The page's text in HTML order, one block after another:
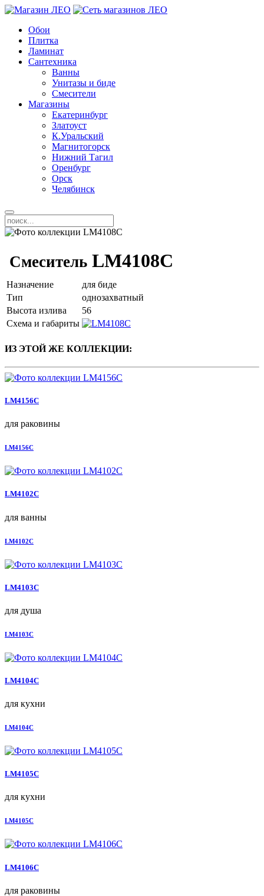
Обои
Плитка
Ламинат
Сантехника
Ванны
Унитазы и биде
Смесители
Магазины
Екатеринбург
Златоуст
К.Уральский
Магнитогорск
Нижний Тагил
Оренбург
Орск
Челябинск
Смеситель LM4108C
Назначение
для биде
Тип
однозахватный
Высота излива
56
Схема и габариты
ИЗ ЭТОЙ ЖЕ КОЛЛЕКЦИИ:
LM4156C
для раковины
LM4156C
LM4102C
для ванны
LM4102C
LM4103C
для душа
LM4103C
LM4104C
для кухни
LM4104C
LM4105C
для кухни
LM4105C
LM4106C
для раковины